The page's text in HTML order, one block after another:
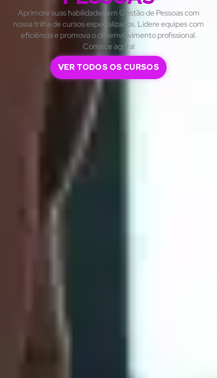
Aprimore suas habilidades em Gestão de Pessoas com
nossa trilha de cursos especializados. Lidere equipes com
eficiência e promova o desenvolvimento profissional.
Comece agora!
VER TODOS OS CURSOS